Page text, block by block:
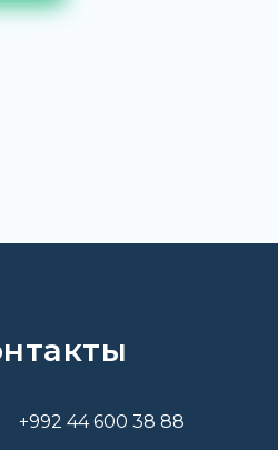
+992 44 600 38 88